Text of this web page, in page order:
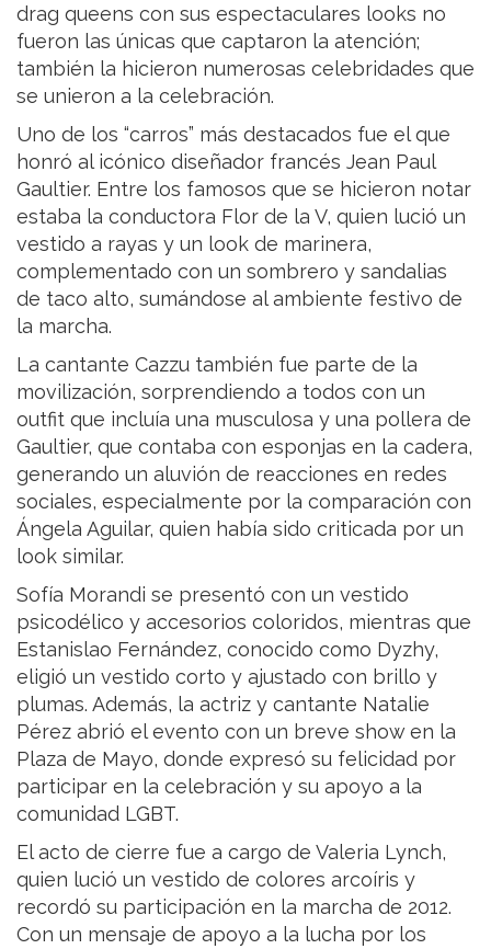
drag queens con sus espectaculares looks no
fueron las únicas que captaron la atención;
también la hicieron numerosas celebridades que
se unieron a la celebración.
Uno de los “carros” más destacados fue el que
honró al icónico diseñador francés Jean Paul
Gaultier. Entre los famosos que se hicieron notar
estaba la conductora Flor de la V, quien lució un
vestido a rayas y un look de marinera,
complementado con un sombrero y sandalias
de taco alto, sumándose al ambiente festivo de
la marcha.
La cantante Cazzu también fue parte de la
movilización, sorprendiendo a todos con un
outfit que incluía una musculosa y una pollera de
Gaultier, que contaba con esponjas en la cadera,
generando un aluvión de reacciones en redes
sociales, especialmente por la comparación con
Ángela Aguilar, quien había sido criticada por un
look similar.
Sofía Morandi se presentó con un vestido
psicodélico y accesorios coloridos, mientras que
Estanislao Fernández, conocido como Dyzhy,
eligió un vestido corto y ajustado con brillo y
plumas. Además, la actriz y cantante Natalie
Pérez abrió el evento con un breve show en la
Plaza de Mayo, donde expresó su felicidad por
participar en la celebración y su apoyo a la
comunidad LGBT.
El acto de cierre fue a cargo de Valeria Lynch,
quien lució un vestido de colores arcoíris y
recordó su participación en la marcha de 2012.
Con un mensaje de apoyo a la lucha por los